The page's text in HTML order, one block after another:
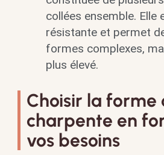
collées ensemble. Elle
résistante et permet
formes complexes,
plus élevé.
Choisir la forme
charpente en
vos besoins